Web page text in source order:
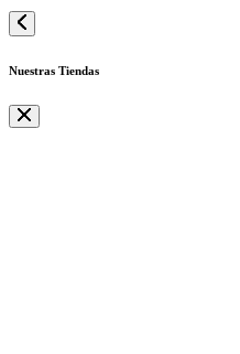
Nuestras Tiendas